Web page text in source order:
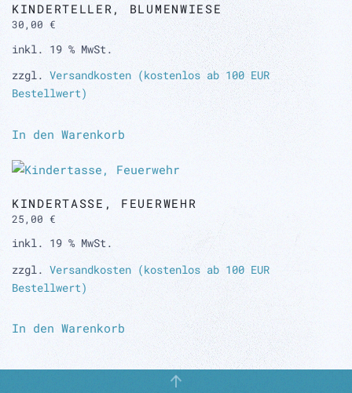
KINDERTELLER, BLUMENWIESE
30,00 €
inkl. 19 % MwSt.
zzgl. Versandkosten (kostenlos ab 100 EUR
Bestellwert)
In den Warenkorb
KINDERTASSE, FEUERWEHR
25,00 €
inkl. 19 % MwSt.
zzgl. Versandkosten (kostenlos ab 100 EUR
Bestellwert)
In den Warenkorb